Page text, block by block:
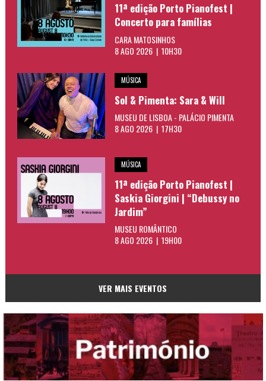
11ª edição Porto Pianofest |
Concerto para famílias
CARA MATOSINHOS
8 AGO 2026 | 10H30
MÚSICA
Sol & Pimenta: Sara & Will
MUSEU DE LISBOA - PALÁCIO PIMENTA
8 AGO 2026 | 17H30
MÚSICA
11ª edição Porto Pianofest |
Saskia Giorgini | “Debussy no
Jardim”
MUSEU ROMÂNTICO
8 AGO 2026 | 19H00
VER MAIS EVENTOS